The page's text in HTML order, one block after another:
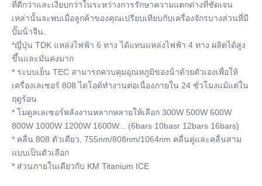
ที่ดีกว่าและเงียบกว่าในระหว่างการรักษาความแตกต่างที่ชัดเจน
เหล่านั้นจะพบเมื่อลูกค้าของคุณเปรียบเทียบกับเครื่องจักรบางส่วนที่มี
ปั๊มน้ําจีน.
*ญี่ปุ่น TDK แหล่งไฟฟ้า 6 ทาง ได้แทนแหล่งไฟฟ้า 4 ทาง ผลิตได้สูง
ขึ้นและมั่นคงมาก
* ระบบเย็น TEC สามารถควบคุมอุณหภูมิของน้ําด้วยตัวเองเพื่อให้
เครื่องเลเซอร์ 808 ไดโอด์ทํางานต่อเนื่องภายใน 24 ชั่วโมงแม้แต่ใน
ฤดูร้อน
* โมดูลเลเซอร์พลังงานหลากหลายให้เลือก 300W 500W 600W
800W 1000W 1200W 1600W... (6bars 10basr 12bars 16bars)
* คลื่น 808 ตัวเดียว, 755nm/808nm/1064nm คลื่นคู่และคลื่นสาม
แบบเป็นตัวเลือก
* ส่วนภายในเดียวกับ KM Titanium ICE